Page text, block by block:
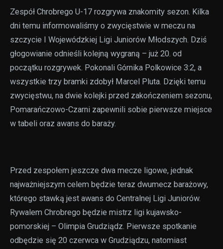
Zespół Chrobrego U-17 rozgrywa znakomity sezon. Kilka
dni temu informowaliśmy o zwycięstwie w meczu na
szczycie I Wojewódzkiej Ligi Juniorów Młodszych. Dziś
głogowianie odnieśli kolejną wygraną – już 20. od
początku rozgrywek. Pokonali Górnika Polkowice 3:2, a
wszystkie trzy bramki zdobył Marcel Pluta. Dzięki temu
zwycięstwu, na dwie kolejki przed zakończeniem sezonu,
Pomarańczowo-Czarni zapewnili sobie pierwsze miejsce
w tabeli oraz awans do baraży.
Przed zespołem jeszcze dwa mecze ligowe, jednak
najważniejszym celem będzie teraz dwumecz barażowy,
którego stawką jest awans do Centralnej Ligi Juniorów.
Rywalem Chrobrego będzie mistrz ligi kujawsko-
pomorskiej – Olimpia Grudziądz. Pierwsze spotkanie
odbędzie się 20 czerwca w Grudziądzu, natomiast